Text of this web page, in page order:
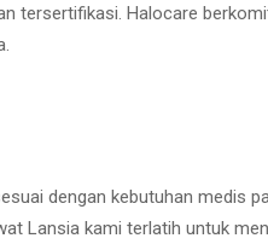
tersertifikasi. Halocare
dengan kebutuhan medis
Lansia kami terlatih untuk